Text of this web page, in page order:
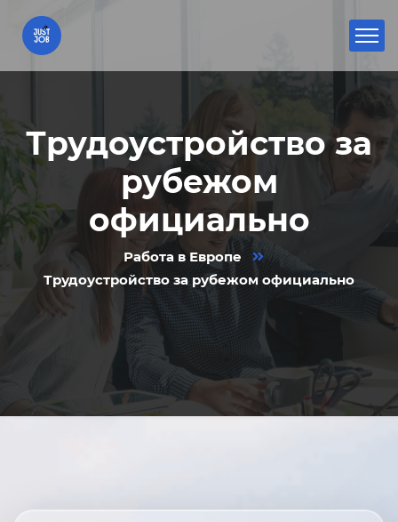
Трудоустройство за
рубежом
официально
Работа в Европе
Трудоустройство за рубежом официально